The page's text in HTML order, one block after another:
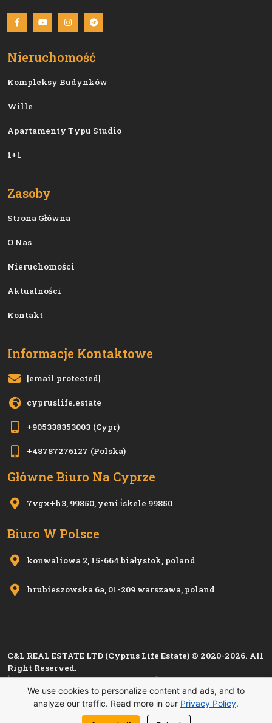
Nieruchomość
Kompleksy Budynków
Wille
Apartamenty Typu Studio
1+1
Zasoby
Strona Główna
O Nas
Nieruchomości
Aktualności
Kontakt
Informacje Kontaktowe
[email protected]
cypruslife.estate
+905338353003 (Cypr)
+48787276127 (Polska)
Główne Biuro Na Cyprze
7vgx+h3, 99850, yeni i̇skele 99850
Biuro W Polsce
konwaliowa 2, 15-664 białystok, poland
hrubieszowska 6a, 01-209 warszawa, poland
C&L REAL ESTATE LTD (Cyprus Life Estate) © 2020-2026. All
Right Reserved.
İskele Esnaf ve Zanaatkarlar Birliği'nin 1280, Kıbrıs Türk
Esnaf ve Zanaatkarlar Odası'nın i 1501sicil numarası ile
kayıtlı üyesidir.
Polityka prywatności
We use cookies to personalize content and ads, and to
analyze our traffic. Read more in our Privacy Policy.